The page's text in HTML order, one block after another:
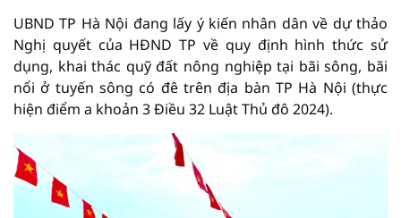
UBND TP Hà Nội đang lấy ý kiến nhân dân về dự thảo
Nghị quyết của HĐND TP về quy định hình thức sử
dụng, khai thác quỹ đất nông nghiệp tại bãi sông, bãi
nổi ở tuyến sông có đê trên địa bàn TP Hà Nội (thực
hiện điểm a khoản 3 Điều 32 Luật Thủ đô 2024).